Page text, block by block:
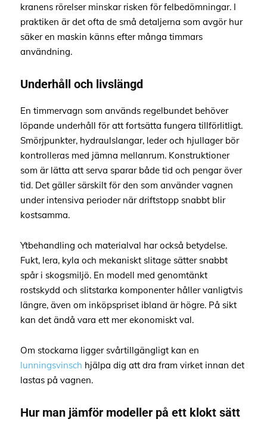
kranens rörelser minskar risken för felbedömningar. I
praktiken är det ofta de små detaljerna som avgör hur
säker en maskin känns efter många timmars
användning.
Underhåll och livslängd
En timmervagn som används regelbundet behöver
löpande underhåll för att fortsätta fungera tillförlitligt.
Smörjpunkter, hydraulslangar, leder och hjullager bör
kontrolleras med jämna mellanrum. Konstruktioner
som är lätta att serva sparar både tid och pengar över
tid. Det gäller särskilt för den som använder vagnen
under intensiva perioder när driftstopp snabbt blir
kostsamma.
Ytbehandling och materialval har också betydelse.
Fukt, lera, kyla och mekaniskt slitage sätter snabbt
spår i skogsmiljö. En modell med genomtänkt
rostskydd och slitstarka komponenter håller vanligtvis
längre, även om inköpspriset ibland är högre. På sikt
kan det ändå vara ett mer ekonomiskt val.
Om stockarna ligger svårtillgängligt kan en
lunningsvinsch hjälpa dig att dra fram virket innan det
lastas på vagnen.
Hur man jämför modeller på ett klokt sätt